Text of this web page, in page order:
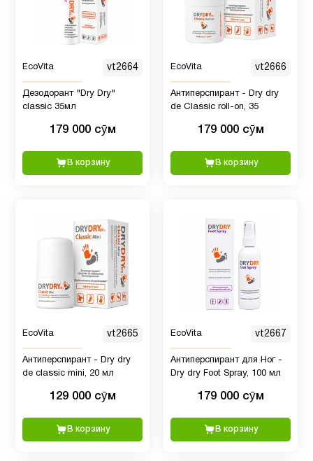
(диабет)
Снижение
веса
Спорт
питание
2
кислота
Фосфатидилхолин
Хром 1
EcoVita vt2664
Дезодорант "Dry Dry"
classic 35мл
179 000 сӯм
В корзину
EcoVita vt2666
Антиперспирант - Dry dry
de Classic roll-on, 35
179 000 сӯм
В корзину
EcoVita vt2665
Антиперспирант - Dry dry
de classic mini, 20 мл
129 000 сӯм
В корзину
EcoVita vt2667
Антиперспирант для Ног -
Dry dry Foot Spray, 100 мл
179 000 сӯм
В корзину